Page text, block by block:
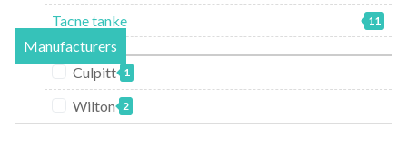
Tacne tanke 11
Manufacturers
Culpitt 1
Wilton 2